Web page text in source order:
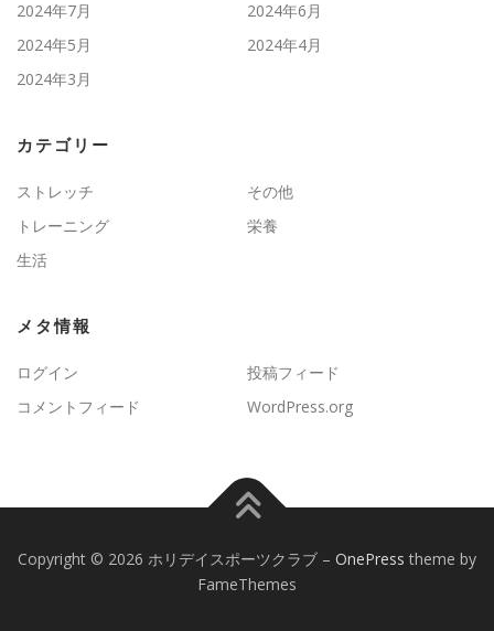
2024年7月
2024年6月
2024年5月
2024年4月
2024年3月
カテゴリー
ストレッチ
その他
トレーニング
栄養
生活
メタ情報
ログイン
投稿フィード
コメントフィード
WordPress.org
Copyright © 2026 ホリデイスポーツクラブ – OnePress theme by
FameThemes